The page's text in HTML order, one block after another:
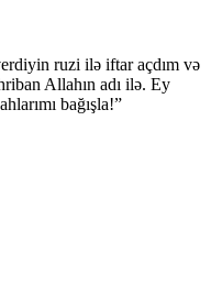
ruzi ilə iftar açdım və
Allahın adı ilə. Ey
bağışla!”